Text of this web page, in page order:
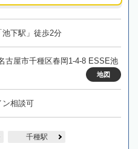
下駅」徒歩2分
古屋市千種区春岡1-4-8 ESSE池
地図
ン相談可
千種駅